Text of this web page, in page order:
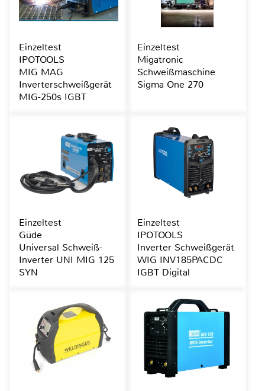
Einzeltest
IPOTOOLS
MIG MAG
Inverterschweißgerät
MIG-250s IGBT
Einzeltest
Migatronic
Schweißmaschine
Sigma One 270
Einzeltest
Güde
Universal Schweiß-
Inverter UNI MIG 125
SYN
Einzeltest
IPOTOOLS
Inverter Schweißgerät
WIG INV185PACDC
IGBT Digital